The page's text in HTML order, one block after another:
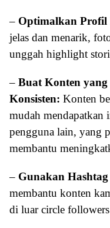
– Optimalkan Profil
jelas dan menarik,
unggah highlight
– Buat Konten
Konsisten: Konten
mudah mendapatkan
pengguna lain, yang
membantu
– Gunakan
membantu konten
di luar circle